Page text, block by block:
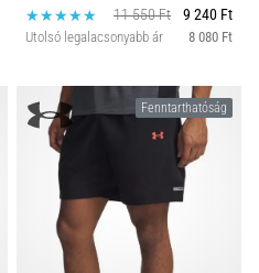
11 550 Ft
9 240 Ft
Utolsó legalacsonyabb ár 8 080 Ft
Fenntarthatóság